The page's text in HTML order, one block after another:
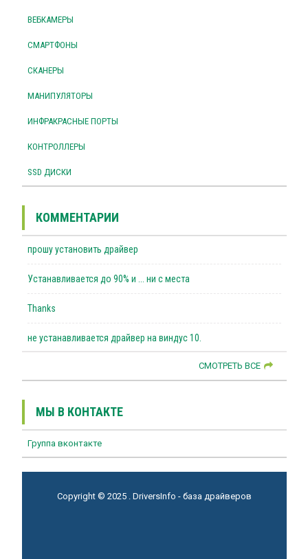
ВЕБКАМЕРЫ
СМАРТФОНЫ
СКАНЕРЫ
МАНИПУЛЯТОРЫ
ИНФРАКРАСНЫЕ ПОРТЫ
КОНТРОЛЛЕРЫ
SSD ДИСКИ
КОММЕНТАРИИ
прошу установить драйвер
Устанавливается до 90% и ... ни с места
Thanks
не устанавливается драйвер на виндус 10.
СМОТРЕТЬ ВСЕ
МЫ В КОНТАКТЕ
Группа вконтакте
Copyright © 2025 . DriversInfo - база драйверов